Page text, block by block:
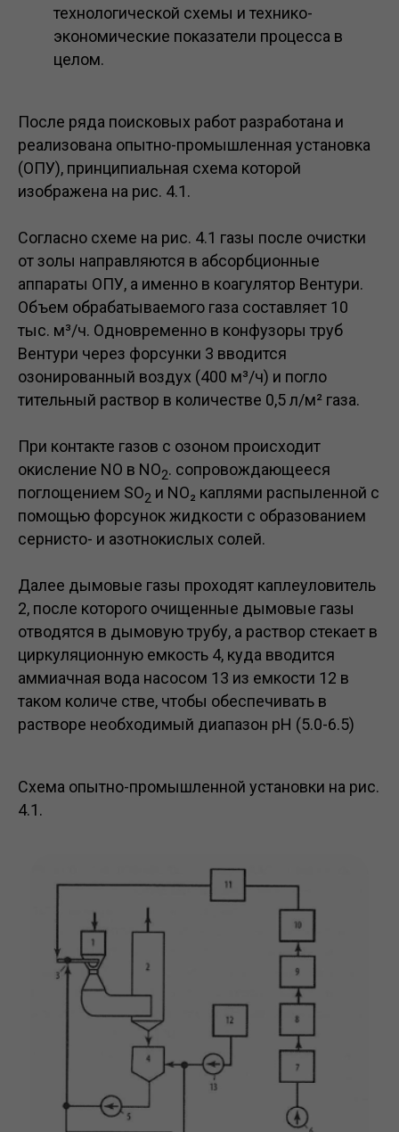
технологической схемы и технико-
экономические показатели процесса в
целом.
После ряда поисковых работ разработана и
реализована опытно-промышленная установка
(ОПУ), принципиальная схема которой
изображена на рис. 4.1.
Согласно схеме на рис. 4.1 газы после очистки
от золы направляются в абсорбционные
аппараты ОПУ, а именно в коагулятор Вентури.
Объем обрабатываемого газа составляет 10
тыс. м³/ч. Одновременно в конфузоры труб
Вентури через форсунки 3 вводится
озонированный воздух (400 м³/ч) и погло
тительный раствор в количестве 0,5 л/м² газа.
При контакте газов с озоном происходит
окисление NO в NO2. сопровождающееся
поглощением SO2 и NO₂ каплями распыленной с
помощью форсунок жидкости с образованием
сернисто- и азотнокислых солей.
Далее дымовые газы проходят каплеуловитель
2, после которого очищенные дымовые газы
отводятся в дымовую трубу, а раствор стекает в
циркуляционную емкость 4, куда вводится
аммиачная вода насосом 13 из емкости 12 в
таком количе стве, чтобы обеспечивать в
растворе необходимый диапазон рН (5.0-6.5)
Схема опытно-промышленной установки на рис.
4.1.